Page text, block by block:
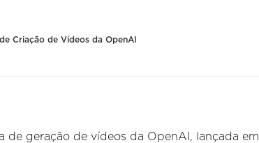
Criação de Vídeos da OpenAI
de geração de vídeos da OpenAI, lançada em